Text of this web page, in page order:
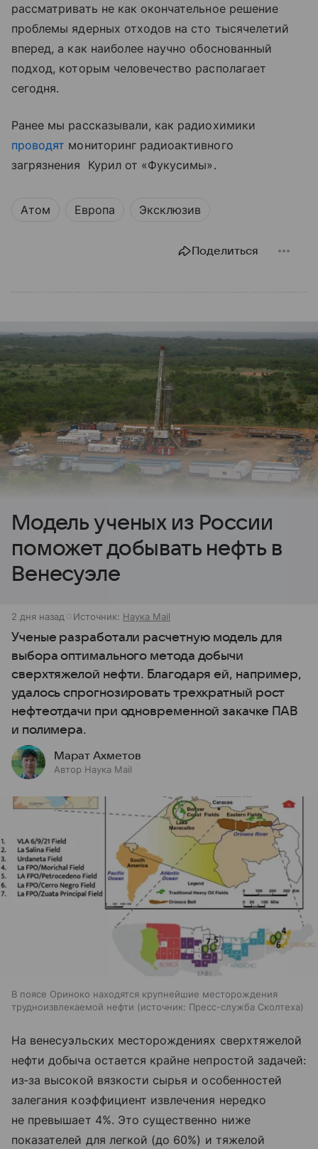
рассматривать не как окончательное решение
проблемы ядерных отходов на сто тысячелетий
вперед, а как наиболее научно обоснованный
подход, которым человечество располагает
сегодня.
Ранее мы рассказывали, как радиохимики
проводят мониторинг радиоактивного
загрязнения Курил от «Фукусимы».
Атом Европа Эксклюзив
Поделиться
Модель ученых из России
поможет добывать нефть в
Венесуэле
2 дня назад Источник: Наука Mail
Ученые разработали расчетную модель для
выбора оптимального метода добычи
сверхтяжелой нефти. Благодаря ей, например,
удалось спрогнозировать трехкратный рост
нефтеотдачи при одновременной закачке ПАВ
и полимера.
Марат Ахметов
Автор Наука Mail
В поясе Ориноко находятся крупнейшие месторождения
трудноизвлекаемой нефти
источник: Пресс-служба Сколтеха
На венесуэльских месторождениях сверхтяжелой
нефти добыча остается крайне непростой задачей:
из‑за высокой вязкости сырья и особенностей
залегания коэффициент извлечения нередко
не превышает 4%. Это существенно ниже
показателей для легкой (до 60%) и тяжелой